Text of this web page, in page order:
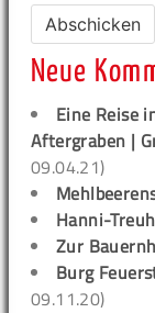
Neue
Eine Reise
Aftergraben |
09.04.21)
Hanni-
Zur
Burg
09.11.20)